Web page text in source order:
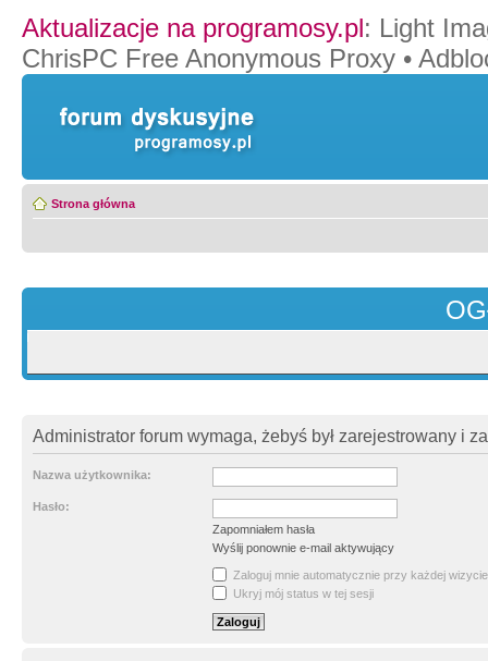
Aktualizacje na programosy.pl: Light
ChrisPC Free Anonymous Proxy •
Strona główna
Administrator forum wymaga, żebyś był zarejestrowany i
Nazwa użytkownika:
Hasło:
Zapomniałem hasła
Wyślij ponownie e-mail aktywujący
Zaloguj mnie automatycznie przy każdej wizycie
Ukryj mój status w tej sesji